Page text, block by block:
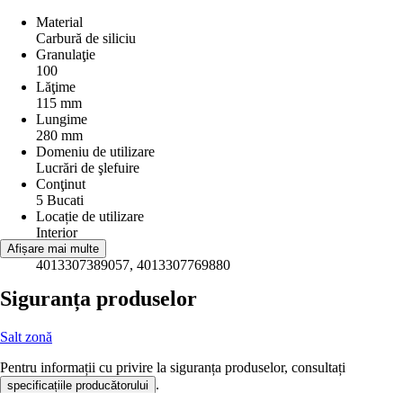
Material
Carbură de siliciu
Granulaţie
100
Lăţime
115 mm
Lungime
280 mm
Domeniu de utilizare
Lucrări de şlefuire
Conţinut
5 Bucati
Locație de utilizare
Interior
EAN
4013307389057, 4013307769880
Afișare mai multe
Siguranța produselor
Salt zonă
Pentru informații cu privire la siguranța produselor, consultați
specificațiile producătorului .